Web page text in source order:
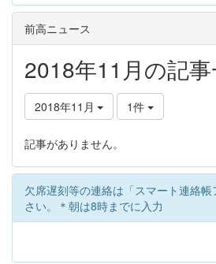
前高ニュース
2018年11月の記
2018年11月 1件
記事がありません。
欠席遅刻等の連絡は「スマート連絡
さい。＊朝は8時までに入力